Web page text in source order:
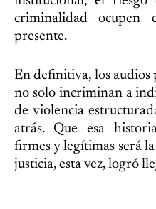
criminalidad ocupen
presente.
En definitiva, los audios
no solo incriminan a
de violencia
atrás. Que esa
firmes y legítimas será
justicia, esta vez, logró